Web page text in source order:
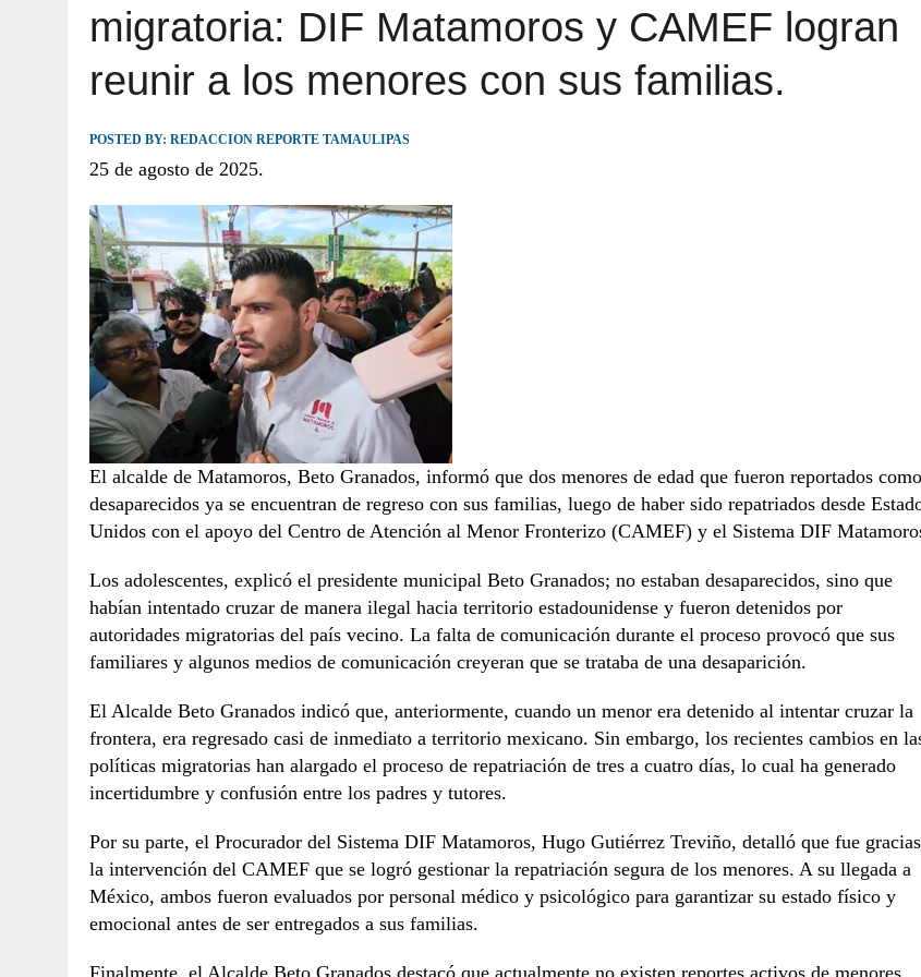
JULIO 30, 2026 | TAMAULIPAS TE INVITA A DESCUBRIR EL ENCANTO DE LAS PLAYAS DEL GOLFO DE MÉXICO.
migratoria: DIF Matamoros y CAMEF logran
reunir a los menores con sus familias.
POSTED BY: REDACCION REPORTE TAMAULIPAS
25 de agosto de 2025.
El alcalde de Matamoros, Beto Granados, informó que dos menores de edad que fueron reportados como
desaparecidos ya se encuentran de regreso con sus familias, luego de haber sido repatriados desde
Unidos con el apoyo del Centro de Atención al Menor Fronterizo (CAMEF) y el Sistema DIF
Los adolescentes, explicó el presidente municipal Beto Granados; no estaban desaparecidos, sino que
habían intentado cruzar de manera ilegal hacia territorio estadounidense y fueron detenidos por
autoridades migratorias del país vecino. La falta de comunicación durante el proceso provocó que sus
familiares y algunos medios de comunicación creyeran que se trataba de una desaparición.
El Alcalde Beto Granados indicó que, anteriormente, cuando un menor era detenido al intentar cruzar la
frontera, era regresado casi de inmediato a territorio mexicano. Sin embargo, los recientes cambios en
políticas migratorias han alargado el proceso de repatriación de tres a cuatro días, lo cual ha generado
incertidumbre y confusión entre los padres y tutores.
Por su parte, el Procurador del Sistema DIF Matamoros, Hugo Gutiérrez Treviño, detalló que fue
la intervención del CAMEF que se logró gestionar la repatriación segura de los menores. A su llegada a
México, ambos fueron evaluados por personal médico y psicológico para garantizar su estado físico y
emocional antes de ser entregados a sus familias.
Finalmente, el Alcalde Beto Granados destacó que actualmente no existen reportes activos de menores